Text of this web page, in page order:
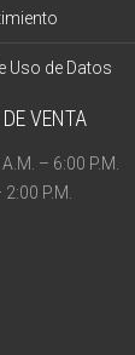
Uso de Datos
VENTA
– 6:00 P.M.
P.M.